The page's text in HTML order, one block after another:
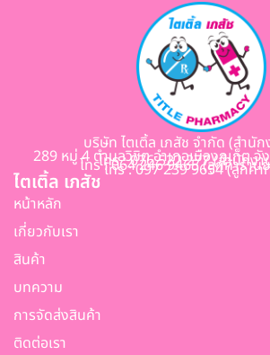
บริษัท ไตเติ้ล เภสัช จำกัด (สำนั
289 หมู่ 4 ตำบลวิชิต อำเภอเมืองภูเก็ต จั
โทร : 076 522 277 (สำนักง
โทร : 064 246 9465 (ลูกค้าร้า
โทร : 097 239 9654 (ลูกค้า
ไตเติ้ล เภสัช
หน้าหลัก
เกี่ยวกับเรา
สินค้า
บทความ
การจัดส่งสินค้า
ติดต่อเรา